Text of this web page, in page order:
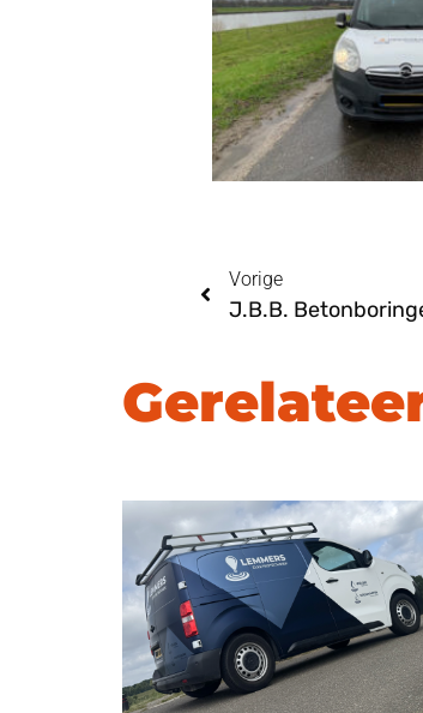
Vorige
J.B.B.